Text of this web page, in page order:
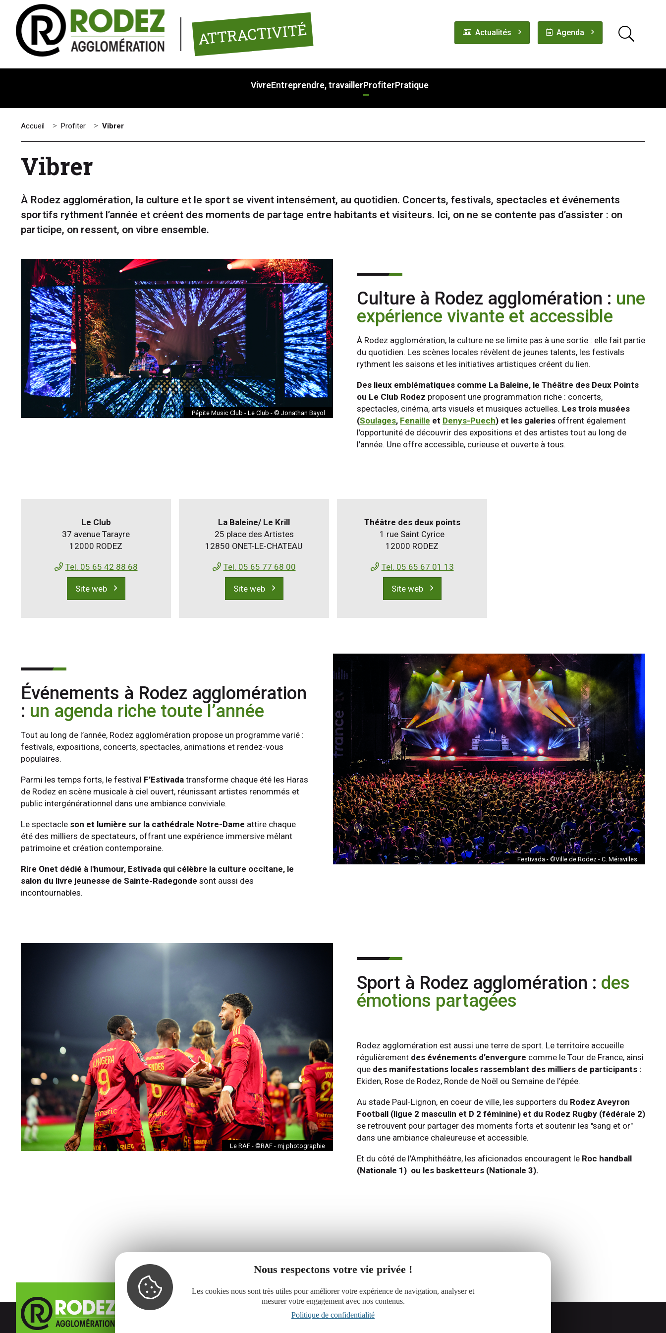
Panneau de gestion des cookies
Nous respectons votre vie privée !
Les cookies nous sont très utiles pour améliorer votre expérience de navigation, analyser et
mesurer votre engagement avec nos contenus.
Politique de confidentialité
ATTRACTIVITÉ Actualités Agenda
VivreEntreprendre, travailler Profiter Pratique
Accueil > Profiter > Vibrer
Vibrer
À Rodez agglomération, la culture et le sport se vivent intensément, au quotidien. Concerts, festivals, spectacles et événements
sportifs rythment l’année et créent des moments de partage entre habitants et visiteurs. Ici, on ne se contente pas d’assister : on
participe, on ressent, on vibre ensemble.
Culture à Rodez agglomération : une
expérience vivante et accessible
À Rodez agglomération, la culture ne se limite pas à une sortie : elle fait partie
du quotidien. Les scènes locales révèlent de jeunes talents, les festivals
rythment les saisons et les initiatives artistiques créent du lien.
Des lieux emblématiques comme La Baleine, le Théâtre des Deux Points
ou Le Club Rodez proposent une programmation riche : concerts,
spectacles, cinéma, arts visuels et musiques actuelles. Les trois musées
(Soulages, Fenaille et Denys-Puech) et les galeries offrent également
l'opportunité de découvrir des expositions et des artistes tout au long de
l'année. Une offre accessible, curieuse et ouverte à tous.
Pépite Music Club - Le Club - © Jonathan Bayol
Le Club
37 avenue Tarayre
12000 RODEZ
Tel. 05 65 42 88 68
Site web
La Baleine/ Le Krill
25 place des Artistes
12850 ONET-LE-CHATEAU
Tel. 05 65 77 68 00
Site web
Théâtre des deux points
1 rue Saint Cyrice
12000 RODEZ
Tel. 05 65 67 01 13
Site web
Événements à Rodez agglomération
: un agenda riche toute l’année
Tout au long de l’année, Rodez agglomération propose un programme varié :
festivals, expositions, concerts, spectacles, animations et rendez-vous
populaires.
Parmi les temps forts, le festival F’Estivada transforme chaque été les Haras
de Rodez en scène musicale à ciel ouvert, réunissant artistes renommés et
public intergénérationnel dans une ambiance conviviale.
Le spectacle son et lumière sur la cathédrale Notre-Dame attire chaque
été des milliers de spectateurs, offrant une expérience immersive mêlant
patrimoine et création contemporaine.
Rire Onet dédié à l'humour, Estivada qui célèbre la culture occitane, le
salon du livre jeunesse de Sainte-Radegonde sont aussi des
incontournables.
Festivada - ©Ville de Rodez - C. Méravilles
Sport à Rodez agglomération : des
émotions partagées
Rodez agglomération est aussi une terre de sport. Le territoire accueille
régulièrement des événements d’envergure comme le Tour de France, ainsi
que des manifestations locales rassemblant des milliers de participants :
Ekiden, Rose de Rodez, Ronde de Noël ou Semaine de l’épée.
Au stade Paul-Lignon, en coeur de ville, les supporters du Rodez Aveyron
Football (ligue 2 masculin et D 2 féminine) et du Rodez Rugby (fédérale 2)
se retrouvent pour partager des moments forts et soutenir les "sang et or"
dans une ambiance chaleureuse et accessible.
Et du côté de l'Amphithéâtre, les aficionados encouragent le Roc handball
(Nationale 1) ou les basketteurs (Nationale 3).
Le RAF - ©RAF - mj photographie